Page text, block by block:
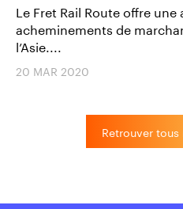
Le Fret Rail Route offre
acheminements de
l’Asie....
20 MAR 2020
Retrouver